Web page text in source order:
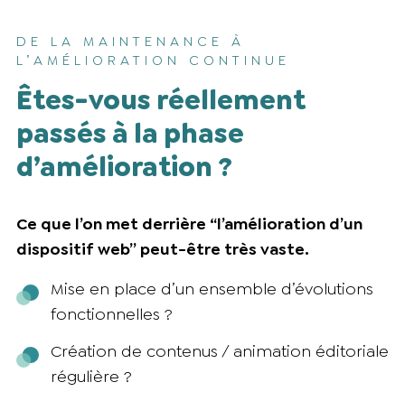
DE LA MAINTENANCE À
L’AMÉLIORATION CONTINUE
Êtes-vous réellement
passés à la phase
d’amélioration ?
Ce que l’on met derrière “l’amélioration d’un
dispositif web” peut-être très vaste.
Mise en place d’un ensemble d’évolutions
fonctionnelles ?
Création de contenus / animation éditoriale
régulière ?